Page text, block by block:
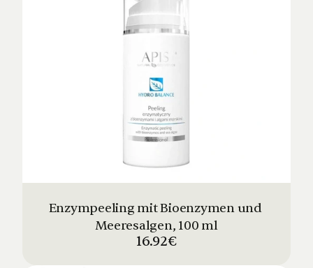
Enzympeeling mit Bioenzymen und
Meeresalgen, 100 ml
16.92€